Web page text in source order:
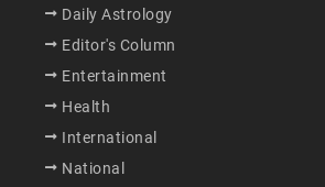
Daily Astrology
Editor's Column
Entertainment
Health
International
National